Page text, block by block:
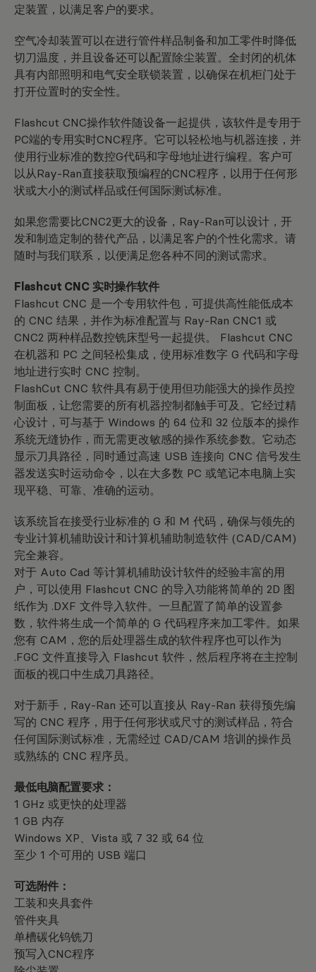
定装置，以满足客户的要求。
空气冷却装置可以在进行管件样品制备和加工零件时降低
切刀温度，并且设备还可以配置除尘装置。全封闭的机体
具有内部照明和电气安全联锁装置，以确保在机柜门处于
打开位置时的安全性。
Flashcut CNC操作软件随设备一起提供，该软件是专用于
PC端的专用实时CNC程序。它可以轻松地与机器连接，并
使用行业标准的数控G代码和字母地址进行编程。客户可
以从Ray-Ran直接获取预编程的CNC程序，以用于任何形
状或大小的测试样品或任何国际测试标准。
如果您需要比CNC2更大的设备，Ray-Ran可以设计，开
发和制造定制的替代产品，以满足客户的个性化需求。请
随时与我们联系，以便满足您各种不同的测试需求。
Flashcut CNC 实时操作软件
Flashcut CNC 是一个专用软件包，可提供高性能低成本
的 CNC 结果，并作为标准配置与 Ray-Ran CNC1 或
CNC2 两种样品数控铣床型号一起提供。 Flashcut CNC
在机器和 PC 之间轻松集成，使用标准数字 G 代码和字母
地址进行实时 CNC 控制。
FlashCut CNC 软件具有易于使用但功能强大的操作员控
制面板，让您需要的所有机器控制都触手可及。它经过精
心设计，可与基于 Windows 的 64 位和 32 位版本的操作
系统无缝协作，而无需更改敏感的操作系统参数。它动态
显示刀具路径，同时通过高速 USB 连接向 CNC 信号发生
器发送实时运动命令，以在大多数 PC 或笔记本电脑上实
现平稳、可靠、准确的运动。
该系统旨在接受行业标准的 G 和 M 代码，确保与领先的
专业计算机辅助设计和计算机辅助制造软件 (CAD/CAM)
完全兼容。
对于 Auto Cad 等计算机辅助设计软件的经验丰富的用
户，可以使用 Flashcut CNC 的导入功能将简单的 2D 图
纸作为 .DXF 文件导入软件。一旦配置了简单的设置参
数，软件将生成一个简单的 G 代码程序来加工零件。如果
您有 CAM，您的后处理器生成的软件程序也可以作为
.FGC 文件直接导入 Flashcut 软件，然后程序将在主控制
面板的视口中生成刀具路径。
对于新手，Ray-Ran 还可以直接从 Ray-Ran 获得预先编
写的 CNC 程序，用于任何形状或尺寸的测试样品，符合
任何国际测试标准，无需经过 CAD/CAM 培训的操作员
或熟练的 CNC 程序员。
最低电脑配置要求：
1 GHz 或更快的处理器
1 GB 内存
Windows XP、Vista 或 7 32 或 64 位
至少 1 个可用的 USB 端口
可选附件：
工装和夹具套件
管件夹具
单槽碳化钨铣刀
预写入CNC程序